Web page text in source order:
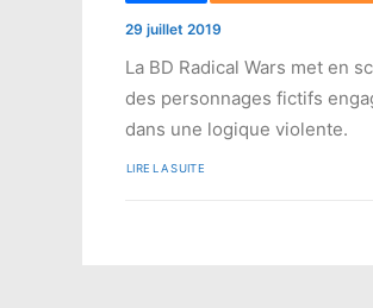
29 juillet 2019
La BD Radical Wars met en
des personnages fictifs
dans une logique violente.
LIRE LA SUITE